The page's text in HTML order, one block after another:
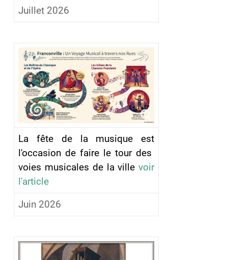
Juillet 2026
La fête de la musique est
l'occasion de faire le tour des
voies musicales de la villevoir
l'article
Juin 2026